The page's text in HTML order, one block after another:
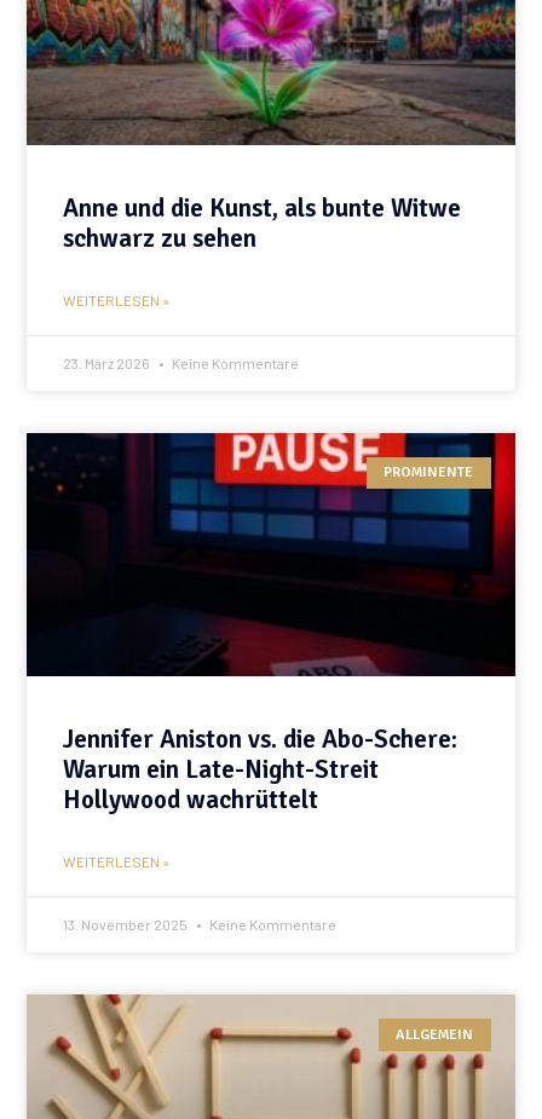
Anne und die Kunst, als bunte Witwe
schwarz zu sehen
WEITERLESEN »
23. März 2026 Keine Kommentare
PROMINENTE
Jennifer Aniston vs. die Abo-Schere:
Warum ein Late-Night-Streit
Hollywood wachrüttelt
WEITERLESEN »
13. November 2025 Keine Kommentare
ALLGEMEIN